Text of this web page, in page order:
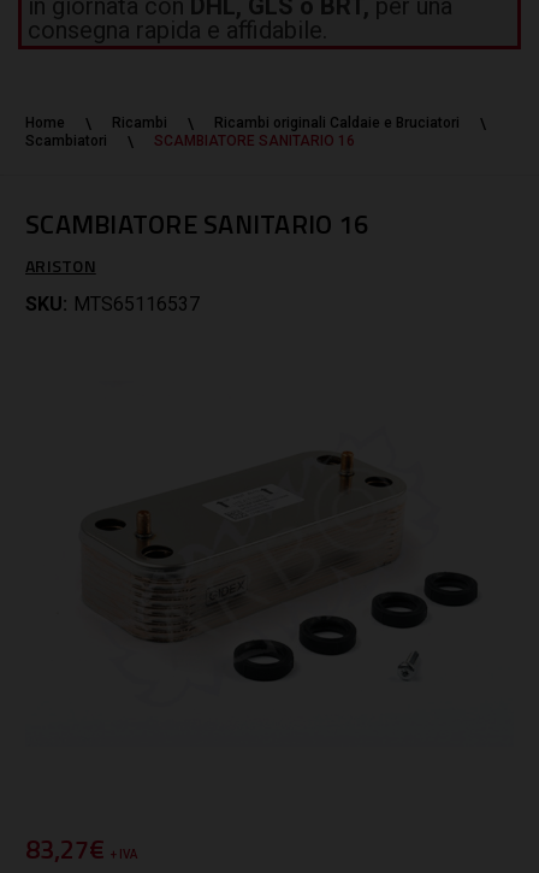
in giornata con DHL, GLS o BRT, per una
consegna rapida e affidabile.
Home Ricambi
Ricambi originali Caldaie e Bruciatori
Scambiatori
SCAMBIATORE SANITARIO 16
SCAMBIATORE SANITARIO 16
ARISTON
SKU: MTS65116537
83,27€ + IVA